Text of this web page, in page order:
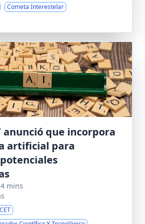
Cometa Interestelar
anunció que incorpora
artificial para
4 mins